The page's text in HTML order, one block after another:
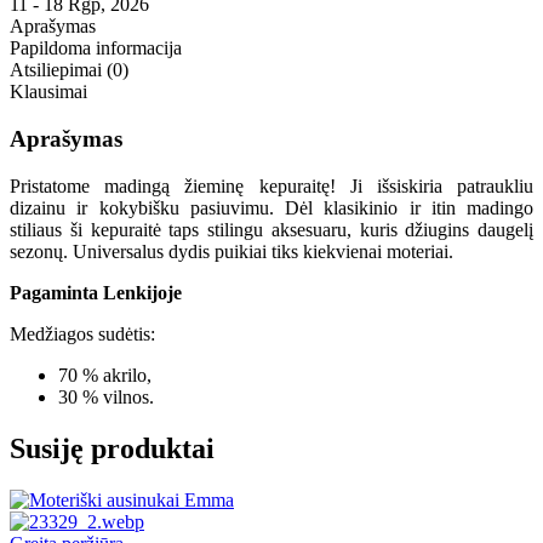
11 - 18 Rgp, 2026
Aprašymas
Papildoma informacija
Atsiliepimai (0)
Klausimai
Aprašymas
Pristatome madingą žieminę kepuraitę! Ji išsiskiria patraukliu
dizainu ir kokybišku pasiuvimu. Dėl klasikinio ir itin madingo
stiliaus ši kepuraitė taps stilingu aksesuaru, kuris džiugins daugelį
sezonų. Universalus dydis puikiai tiks kiekvienai moteriai.
Pagaminta Lenkijoje
Medžiagos sudėtis:
70 % akrilo,
30 % vilnos.
Susiję produktai